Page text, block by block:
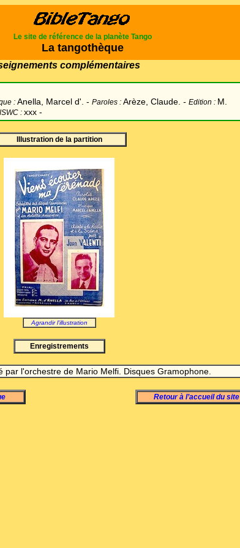
Le site de référence de la planète Tango
La tangothèque
complémentaires
: Anella, Marcel d'. - Paroles : Arèze, Claude. - Edition : M.
ISWC : xxx -
Illustration de la partition
Agrandir l'illustration
Enregistrements
l'orchestre de Mario Melfi. Disques Gramophone.
Retour à l’accueil du site